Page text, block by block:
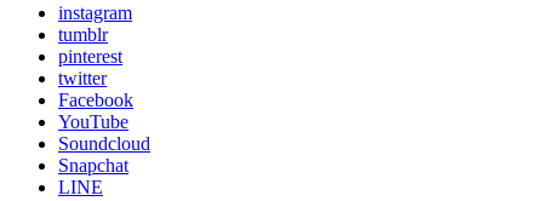
instagram
tumblr
pinterest
twitter
Facebook
YouTube
Soundcloud
Snapchat
LINE